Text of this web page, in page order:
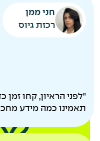
הורים
חני ממן
רכזת גיוס
"לפני הראיון, קחו זמן
תאמינו כמה מידע